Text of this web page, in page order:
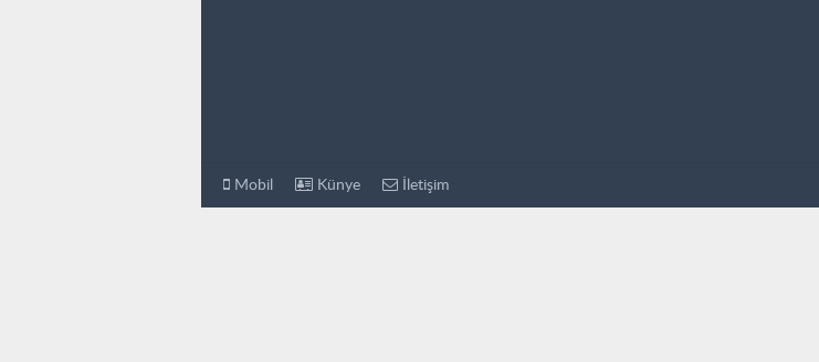
Mobil Künye İletişim